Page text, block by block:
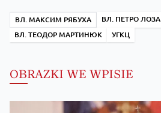
ВЛ. МАКСИМ РЯБУХА
ВЛ. ПЕТРО ЛОЗА
ВЛ. ТЕОДОР МАРТИНЮК
УГКЦ
OBRAZKI WE WPISIE